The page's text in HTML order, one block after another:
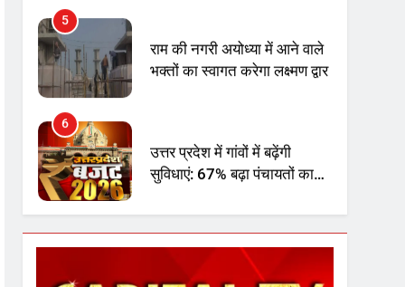
5
राम की नगरी अयोध्या में आने वाले
भक्तों का स्वागत करेगा लक्ष्मण द्वार
6
उत्तर प्रदेश में गांवों में बढ़ेंगी
सुविधाएं: 67% बढ़ा पंचायतों का
बजट
7
गाजा युद्धविराम को लेकर बड़ी खबरें